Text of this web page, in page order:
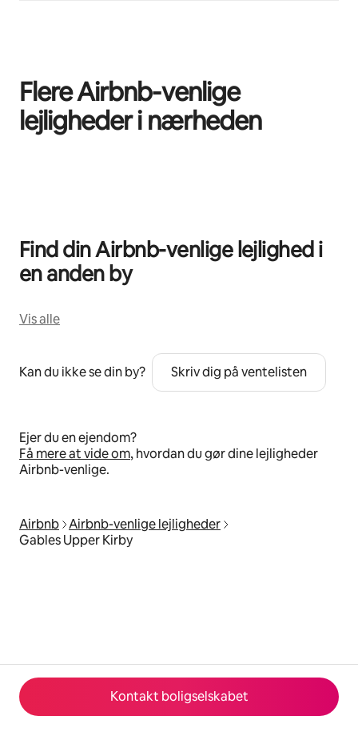
Kontakt boligselskabet
Flere Airbnb-venlige
lejligheder i nærheden
Find din Airbnb-venlige lejlighed i
en anden by
Vis alle
Kan du ikke se din by? Skriv dig på ventelisten
Ejer du en ejendom?
Få mere at vide om, hvordan du gør dine lejligheder
Airbnb-venlige.
Airbnb Airbnb-venlige lejligheder
Gables Upper Kirby